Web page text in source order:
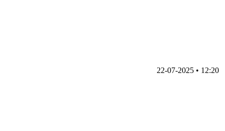
22-07-2025 • 12:20